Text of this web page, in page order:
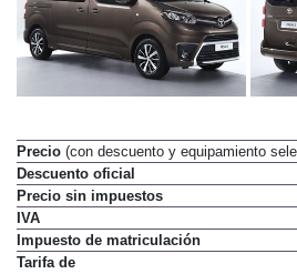
Precio (con descuento y equipamiento
Descuento oficial
Precio sin impuestos
IVA
Impuesto de matriculación
Tarifa de